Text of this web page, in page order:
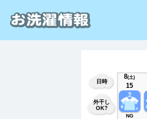
日時
外干し
OK?
8(土)
15
NG